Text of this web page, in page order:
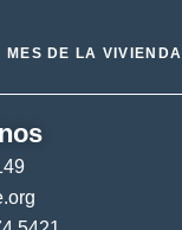
MES DE LA VIVIENDA